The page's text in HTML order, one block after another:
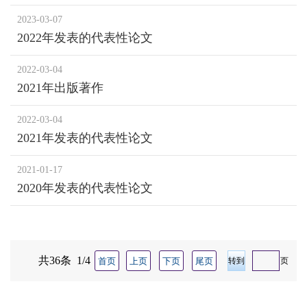
2023-03-07
2022年发表的代表性论文
2022-03-04
2021年出版著作
2022-03-04
2021年发表的代表性论文
2021-01-17
2020年发表的代表性论文
共36条 1/4 首页 上页 下页 尾页 页